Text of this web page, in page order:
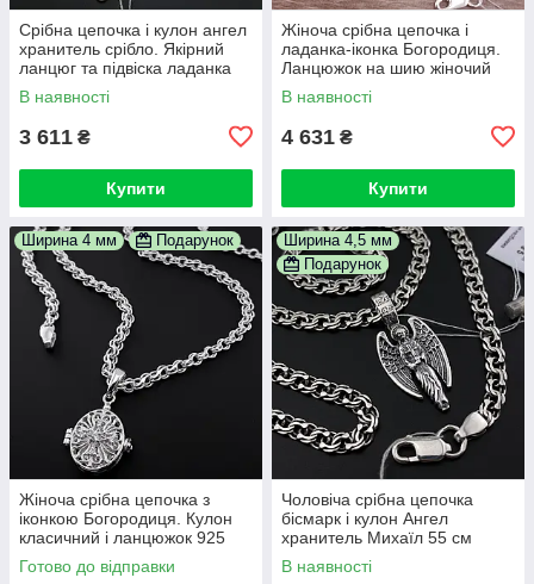
Срібна цепочка і кулон ангел
хранитель срібло. Якірний
ланцюг та підвіска ладанка
Ангел Хранитель
В наявності
3 611 ₴
Купити
Жіноча срібна цепочка і
ладанка-іконка Богородиця.
Ланцюжок на шию жіночий
Струмок 925 проби 50 см
В наявності
4 631 ₴
Купити
Ширина 4 мм Подарунок
Жіноча срібна цепочка з
іконкою Богородиця. Кулон
класичний і ланцюжок 925
проба 50 см
Готово до відправки
Ширина 4,5 мм
Подарунок
Чоловіча срібна цепочка
бісмарк і кулон Ангел
хранитель Михаїл 55 см
В наявності